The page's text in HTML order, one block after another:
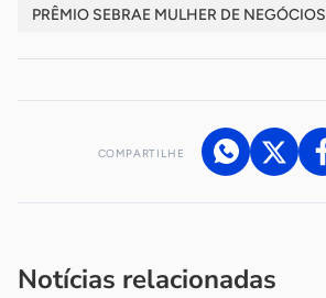
PRÊMIO SEBRAE MULHER DE NEGÓCIOS
COMPARTILHE
Notícias relacionadas